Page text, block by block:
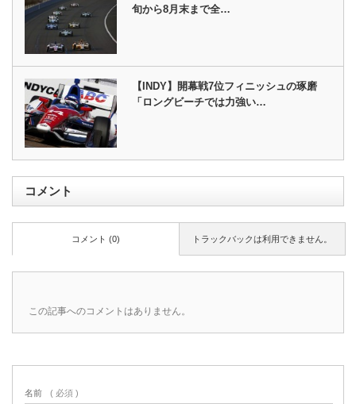
旬から8月末まで全…
【INDY】開幕戦7位フィニッシュの琢磨
「ロングビーチでは力強い…
コメント
トラックバックは利用できません。
コメント (0)
この記事へのコメントはありません。
名前 ( 必須 )